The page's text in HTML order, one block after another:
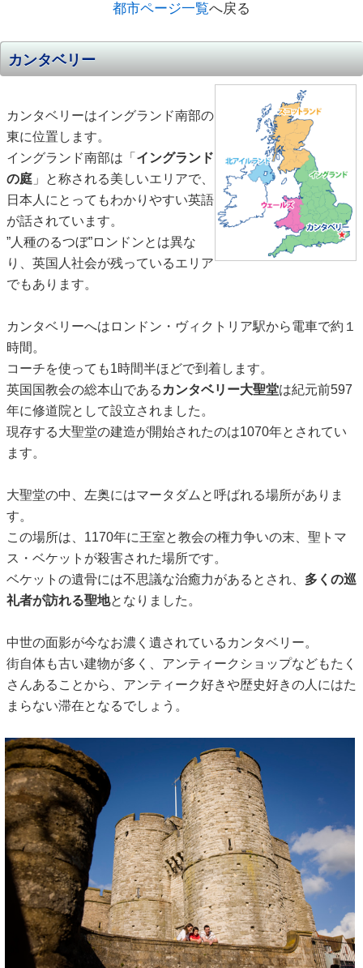
都市ページ一覧へ戻る
カンタベリー
カンタベリーはイングランド南部の
東に位置します。
イングランド南部は「 イングランド
の庭 」と称される美しいエリアで、
日本人にとってもわかりやすい英語
が話されています。
”人種のるつぼ”ロンドンとは異な
り、英国人社会が残っているエリア
でもあります。
カンタベリーへはロンドン・ヴィクトリア駅から電車で約１
時間。
コーチを使っても1時間半ほどで到着します。
英国国教会の総本山である カンタベリー大聖堂は紀元前597
年に修道院として設立されました。
現存する大聖堂の建造が開始されたのは1070年とされてい
ます。
大聖堂の中、左奥にはマータダムと呼ばれる場所がありま
す。
この場所は、1170年に王室と教会の権力争いの末、聖トマ
ス・ベケットが殺害された場所です。
ベケットの遺骨には不思議な治癒力があるとされ、 多くの巡
礼者が訪れる聖地となりました。
中世の面影が今なお濃く遺されているカンタベリー。
街自体も古い建物が多く、アンティークショップなどもたく
さんあることから、アンティーク好きや歴史好きの人にはた
まらない滞在となるでしょう。